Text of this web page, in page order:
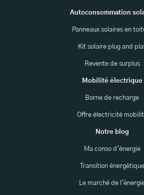
Autoconsommation
Panneaux solaires en
Kit solaire plug and
Revente de surplus
Mobilité électrique
Borne de recharge
Offre électricité
Notre blog
Ma conso d'énergie
Transition énergétique
Le marché de